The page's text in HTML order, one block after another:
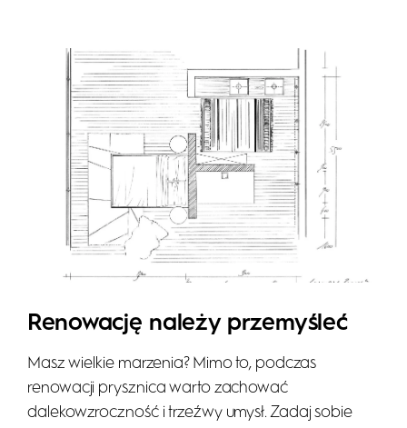
Renowację należy przemyśleć
Masz wielkie marzenia? Mimo to, podczas
renowacji prysznica warto zachować
dalekowzroczność i trzeźwy umysł. Zadaj sobie